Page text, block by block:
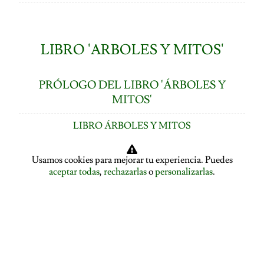
LIBRO 'ARBOLES Y MITOS'
PRÓLOGO DEL LIBRO 'ÁRBOLES Y
MITOS'
LIBRO ÁRBOLES Y MITOS
ÍNDICE DE CAPÍTULOS
LOS ÁRBOLES HABLAN: ASAMBLEA ARBÓREA
Usamos cookies para mejorar tu experiencia. Puedes
aceptar todas, rechazarlasopersonalizarlas.